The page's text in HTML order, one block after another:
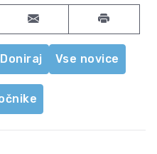
on TwitterShare by email
Doniraj Vse novice